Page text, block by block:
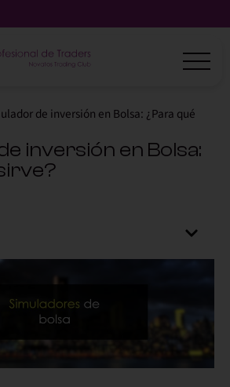
de inversión en Bolsa: ¿Para qué
inversión en Bolsa: